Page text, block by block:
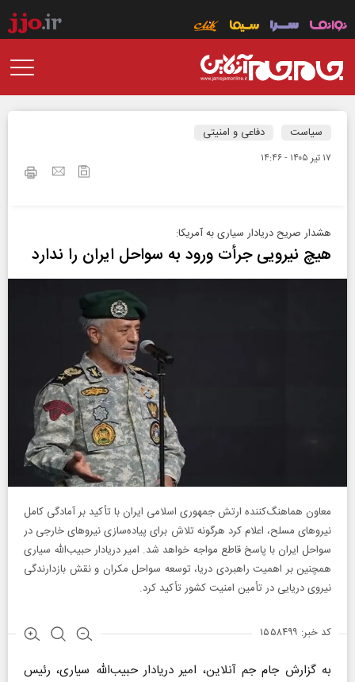
سیاست دفاعی و امنیتی
۱۷ تير ۱۴۰۵ - ۱۴:۴۶
هشدار صریح دریادار سیاری به آمریکا:
هیچ نیرویی جرأت ورود به سواحل ایران را ندارد
معاون هماهنگ‌کننده ارتش جمهوری اسلامی ایران با تأکید بر آمادگی کامل
نیروهای مسلح، اعلام کرد هرگونه تلاش برای پیاده‌سازی نیروهای خارجی در
سواحل ایران با پاسخ قاطع مواجه خواهد شد. امیر دریادار حبیب‌الله سیاری
همچنین بر اهمیت راهبردی دریا، توسعه سواحل مکران و نقش بازدارندگی
نیروی دریایی در تأمین امنیت کشور تأکید کرد.
کد خبر: ۱۵۵۸۴۹۹
به گزارش جام جم آنلاین، امیر دریادار حبیب‌الله سیاری، رئیس